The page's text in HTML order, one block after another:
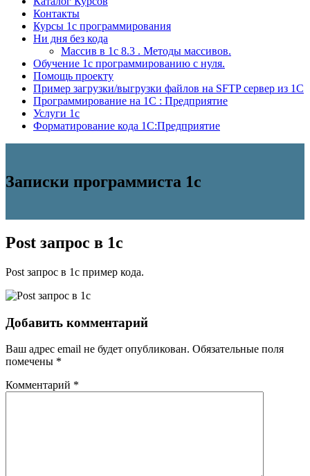
Контакты
Курсы 1с программирования
Ни дня без кода
Массив в 1с 8.3 . Методы массивов.
Обучение 1с программированию с нуля.
Помощь проекту
Пример загрузки/выгрузки файлов на SFTP сервер из 1С
Программирование на 1С : Предприятие
Услуги 1с
Форматирование кода 1C:Предприятие
Записки программиста 1с
Post запрос в 1с
Post запрос в 1с пример кода.
Добавить комментарий
Ваш адрес email не будет опубликован. Обязательные поля
помечены *
Комментарий *